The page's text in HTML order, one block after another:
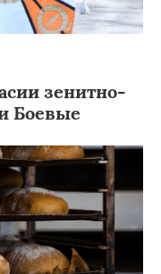
зенитно-
Боевые